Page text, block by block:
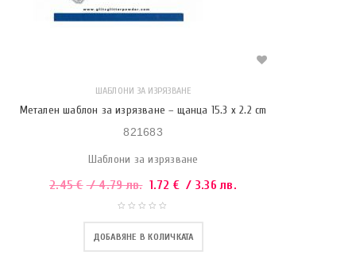
ШАБЛОНИ ЗА ИЗРЯЗВАНЕ
Метален шаблон за изрязване – щанца 15.3 x 2.2 cm
821683
Шаблони за изрязване
2.45€ / 4.79 лв. 1.72 € / 3.36 лв.
ДОБАВЯНЕ В КОЛИЧКАТА